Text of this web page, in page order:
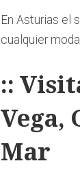
En Asturias el
cualquier
::
Vega,
Mar